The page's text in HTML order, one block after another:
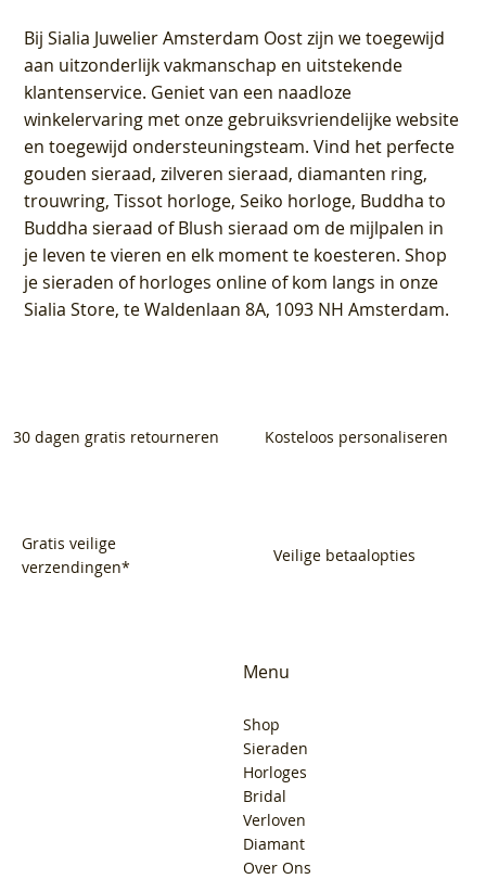
BijSialia Juwelier Amsterdam Oostzijn we toegewijd
aan uitzonderlijk vakmanschap en uitstekende
klantenservice. Geniet van een naadloze
winkelervaring met onze gebruiksvriendelijke website
en toegewijd ondersteuningsteam. Vind het perfecte
gouden sieraad, zilveren sieraad, diamanten ring,
trouwring, Tissot horloge, Seiko horloge, Buddha to
Buddha sieraad of Blush sieraad om de mijlpalen in
je leven te vieren en elk moment te koesteren. Shop
je sieraden of horloges online of kom langs in onze
Sialia Store, te Waldenlaan 8A, 1093 NH Amsterdam.
30 dagen gratis retourneren Kosteloos personaliseren
Gratis veilige
verzendingen*
Veilige betaalopties
Menu
Shop
Sieraden
Horloges
Bridal
Verloven
Diamant
Over Ons